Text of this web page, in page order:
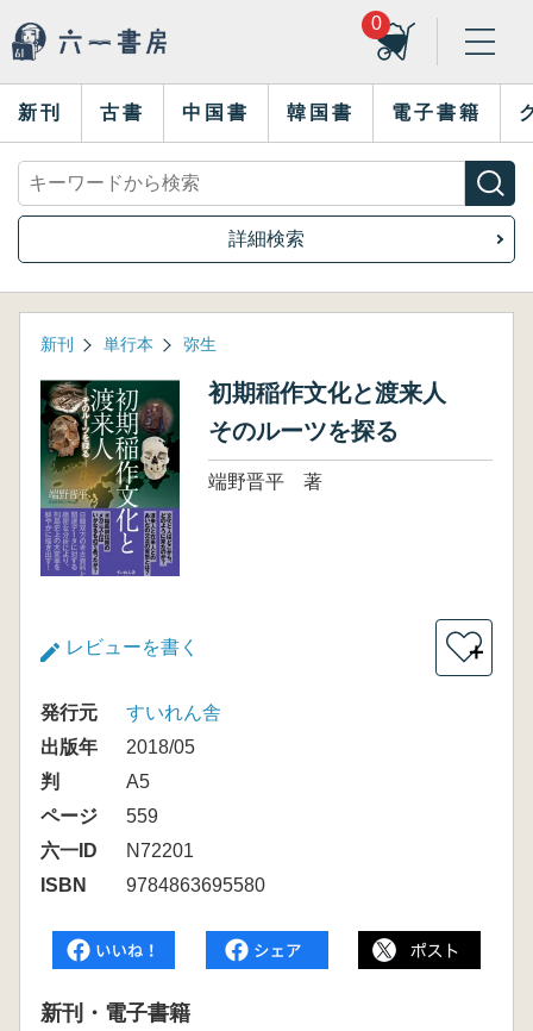
0
新刊 古書 中国書 韓国書 電子書籍
詳細検索
新刊 単行本 弥生
初期稲作文化と渡来人
そのルーツを探る
端野晋平 著
レビューを書く ＋
発行元
すいれん舎
出版年
2018/05
判
A5
ページ
559
六一ID
N72201
ISBN
9784863695580
新刊・電子書籍